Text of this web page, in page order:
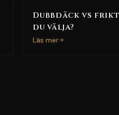
Dubbdäck vs
du välja?
Läs mer